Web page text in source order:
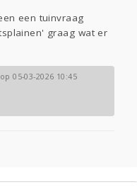
een tuinvraag
graag wat er
05-03-2026 10:45